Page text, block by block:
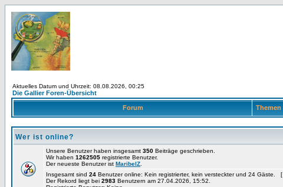
Aktuelles Datum und Uhrzeit: 08.08.2026, 00:25
Die Gallier Foren-Übersicht
Forum Themen
Wer ist online?
Unsere Benutzer haben insgesamt 350 Beiträge geschrieben.
Wir haben 1262505 registrierte Benutzer.
Der neueste Benutzer ist MaribelZ
Insgesamt sind 24 Benutzer online: Kein registrierter, kein versteckter und 24 Gäste. [
Der Rekord liegt bei 2983 Benutzern am 27.04.2026, 15:52.